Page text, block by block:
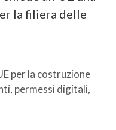
la filiera delle
per la costruzione
permessi digitali,